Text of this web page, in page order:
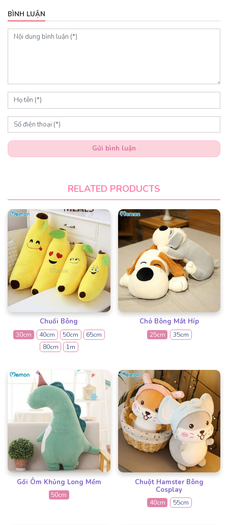
BÌNH LUẬN
Gửi bình luận
RELATED PRODUCTS
Chuối Bông
30cm 40cm 50cm
65cm
80cm
1m
Chó Bông Mắt Híp
25cm 35cm
Gối Ôm Khủng Long Mềm
50cm
Chuột Hamster Bông
Cosplay
40cm 55cm